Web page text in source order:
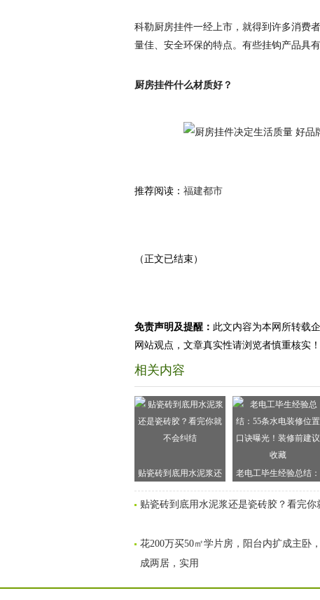
科勒厨房挂件一经上市，就得到许多消费
量佳、安全环保的特点。有些挂钩产品具
厨房挂件什么材质好？
推荐阅读： 福建都市
（正文已结束）
免责声明及提醒： 此文内容为本网所转载
网站观点，文章真实性请浏览者慎重核实
相关内容
贴瓷砖到底用水泥浆还
是瓷砖胶？看完你就不
会纠结
老电工毕生经验总结：
55条水电装修位置口诀
曝光！装修前建议收藏
贴瓷砖到底用水泥浆还是瓷砖胶？看完你
花200万买50㎡学片房，阳台内扩成主卧
成两居，实用